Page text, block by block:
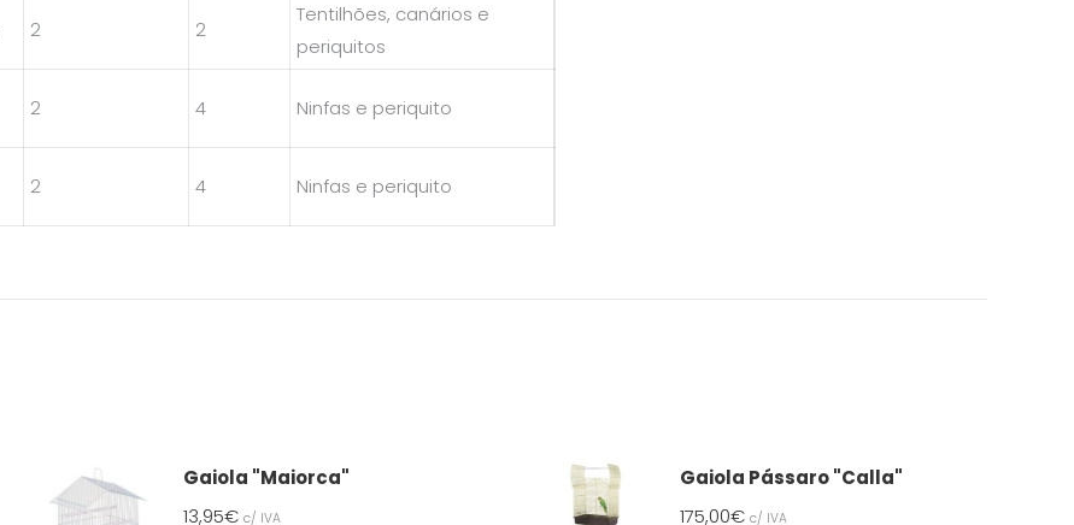
2 2
Tentilhões, canários e
periquitos
2 4 Ninfas e periquito
2 4 Ninfas e periquito
Gaiola "Maiorca"
13,95€ c/ IVA
Gaiola Pássaro "Calla"
175,00€ c/ IVA